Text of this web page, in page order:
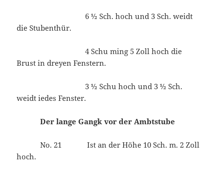
6 ½ Sch. hoch und 3 Sch. weidt
die Stubenthür.
4 Schu ming 5 Zoll hoch die
Brust in dreyen Fenstern.
3 ½ Schu hoch und 3 ½ Sch.
weidt iedes Fenster.
Der lange Gangk vor der Ambtstube
No. 21 Ist an der Höhe 10 Sch. m. 2 Zoll
hoch.